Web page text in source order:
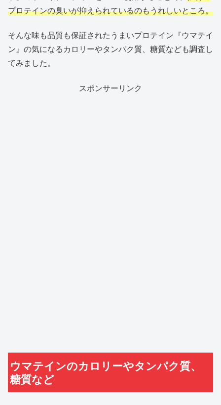
プロテインの臭いが抑えられているのもうれしいところ。
そんな味も品質も保証されたうまいプロテイン『ウマテイ
ン』の気になるカロリーやタンパク質、糖質なども調査し
てみました。
スポンサーリンク
ウマテインのカロリーやタンパク質、
糖質など